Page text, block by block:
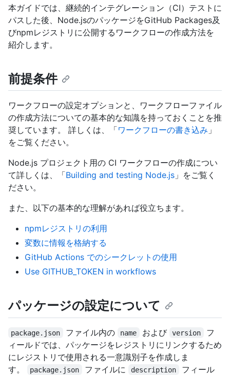
本ガイドでは、継続的インテグレーション（CI）テストに
パスした後、Node.jsのパッケージをGitHub Packages及
びnpmレジストリに公開するワークフローの作成方法を
紹介します。
前提条件
ワークフローの設定オプションと、ワークフローファイル
の作成方法についての基本的な知識を持っておくことを推
奨しています。 詳しくは、「ワークフローの書き込み 」
をご覧ください。
Node.js プロジェクト用の CI ワークフローの作成につい
て詳しくは、「Building and testing Node.js 」をご覧く
ださい。
また、以下の基本的な理解があれば役立ちます。
npmレジストリの利用
変数に情報を格納する
GitHub Actions でのシークレットの使用
Use GITHUB_TOKEN in workflows
パッケージの設定について
package.json ファイル内の name および version
フ
ィールドでは、パッケージをレジストリにリンクするため
にレジストリで使用される一意識別子を作成しま
す。
package.json ファイルに description
フィール